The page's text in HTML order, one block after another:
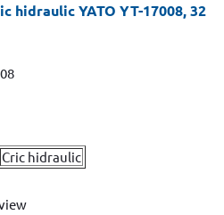
hidraulic YATO YT-17008, 32
Cric hidraulic